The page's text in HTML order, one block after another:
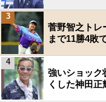
菅野智之トレ
まで11勝4敗
3
強いショッ
くした神田
4